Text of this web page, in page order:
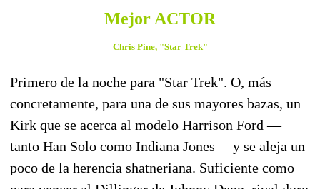
Mejor ACTOR
Chris Pine, "Star Trek"
Primero de la noche para "Star Trek". O, más
concretamente, para una de sus mayores bazas, un
Kirk que se acerca al modelo Harrison Ford —
tanto Han Solo como Indiana Jones— y se aleja un
poco de la herencia shatneriana. Suficiente como